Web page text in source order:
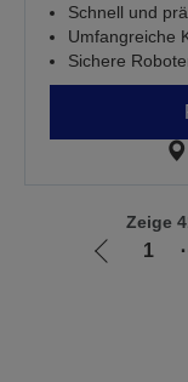
Schnell und
Umfangreiche
Sichere
Zur
1
Zeige